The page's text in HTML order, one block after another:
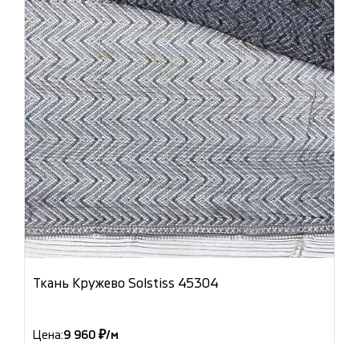
Ткань Кружево Solstiss 45304
Цена:9 960 ₽/м